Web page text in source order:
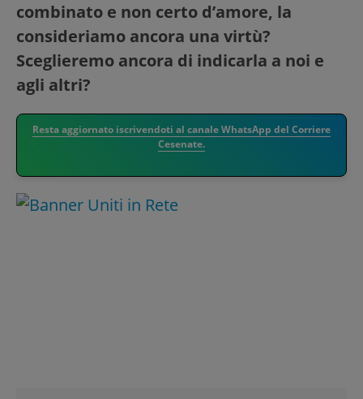
combinato e non certo d’amore, la
consideriamo ancora una virtù?
Sceglieremo ancora di indicarla a noi e
agli altri?
Resta aggiornato iscrivendoti al canale WhatsApp del Corriere
Cesenate.